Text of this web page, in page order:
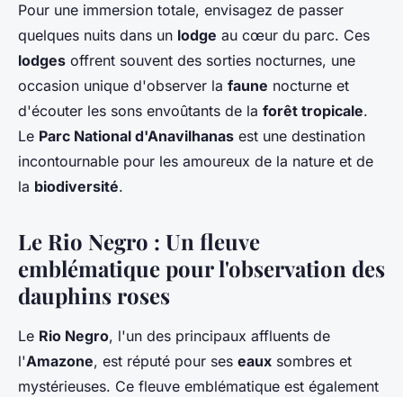
Pour une immersion totale, envisagez de passer
quelques nuits dans un lodge au cœur du parc. Ces
lodges offrent souvent des sorties nocturnes, une
occasion unique d'observer la faune nocturne et
d'écouter les sons envoûtants de la forêt tropicale.
Le Parc National d'Anavilhanas est une destination
incontournable pour les amoureux de la nature et de
la biodiversité.
Le Rio Negro : Un fleuve
emblématique pour l'observation des
dauphins roses
Le Rio Negro, l'un des principaux affluents de
l'Amazone, est réputé pour ses eaux sombres et
mystérieuses. Ce fleuve emblématique est également